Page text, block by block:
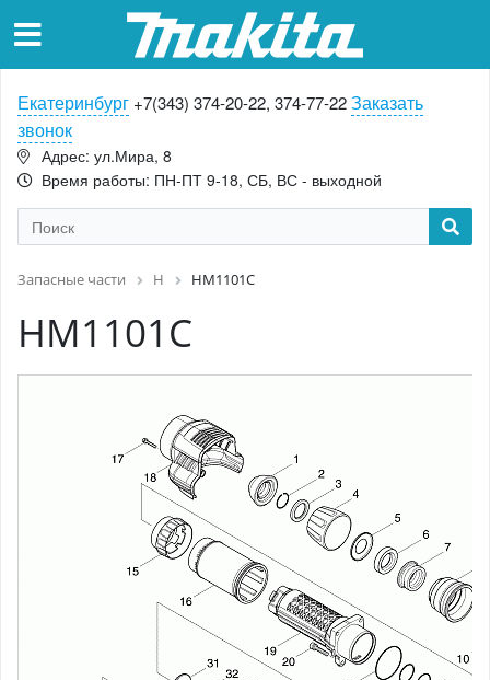
Екатеринбург +7(343) 374-20-22, 374-77-22Заказать
звонок
Адрес: ул.Мира, 8
Время работы: ПН-ПТ 9-18, СБ, ВС - выходной
Запасные части H HM1101C
HM1101C